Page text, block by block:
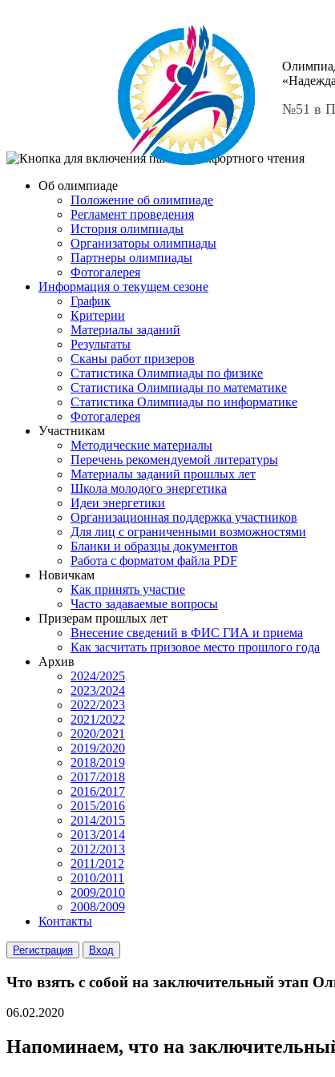
№51 в
Об олимпиаде
Положение об олимпиаде
Регламент проведения
История олимпиады
Организаторы олимпиады
Партнеры олимпиады
Фотогалерея
Информация о текущем сезоне
График
Критерии
Материалы заданий
Результаты
Сканы работ призеров
Статистика Олимпиады по физике
Статистика Олимпиады по математике
Статистика Олимпиады по информатике
Фотогалерея
Участникам
Методические материалы
Перечень рекомендуемой литературы
Материалы заданий прошлых лет
Школа молодого энергетика
Идеи энергетики
Организационная поддержка участников
Для лиц с ограниченными возможностями
Бланки и образцы документов
Работа с форматом файла PDF
Новичкам
Как принять участие
Часто задаваемые вопросы
Призерам прошлых лет
Внесение сведений в ФИС ГИА и приема
Как засчитать призовое место прошлого года
Архив
2024/2025
2023/2024
2022/2023
2021/2022
2020/2021
2019/2020
2018/2019
2017/2018
2016/2017
2015/2016
2014/2015
2013/2014
2012/2013
2011/2012
2010/2011
2009/2010
2008/2009
Контакты
Регистрация Вход
Что взять с собой на заключительный этап
06.02.2020
Напоминаем, что на